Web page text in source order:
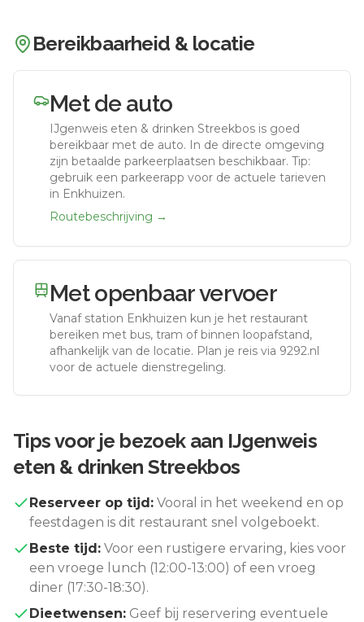
Bereikbaarheid & locatie
Met de auto
IJgenweis eten & drinken Streekbos is goed
bereikbaar met de auto. In de directe omgeving
zijn betaalde parkeerplaatsen beschikbaar. Tip:
gebruik een parkeerapp voor de actuele tarieven
in Enkhuizen.
Routebeschrijving →
Met openbaar vervoer
Vanaf station Enkhuizen kun je het restaurant
bereiken met bus, tram of binnen loopafstand,
afhankelijk van de locatie. Plan je reis via 9292.nl
voor de actuele dienstregeling.
Tips voor je bezoek aan IJgenweis
eten & drinken Streekbos
Reserveer op tijd: Vooral in het weekend en op
feestdagen is dit restaurant snel volgeboekt.
Beste tijd: Voor een rustigere ervaring, kies voor
een vroege lunch (12:00-13:00) of een vroeg
diner (17:30-18:30).
Dieetwensen: Geef bij reservering eventuele